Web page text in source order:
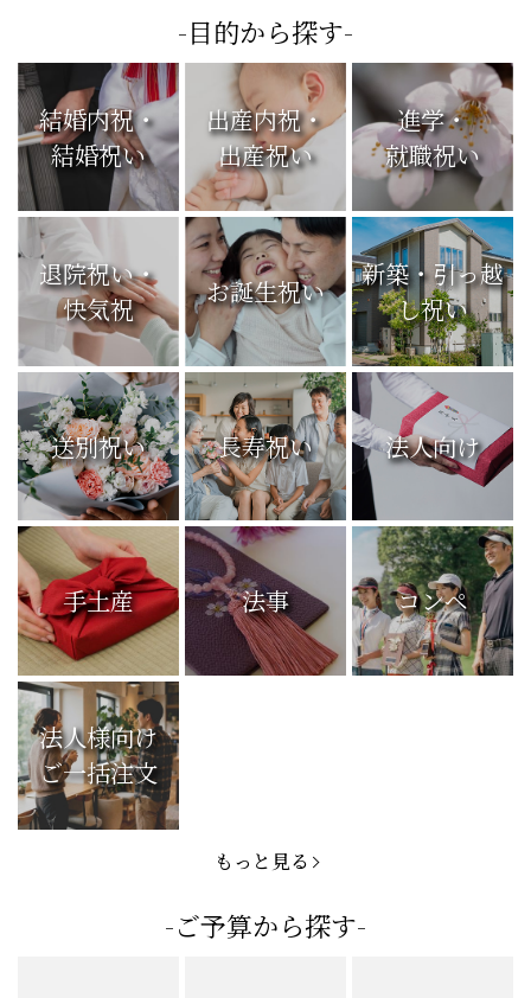
-目的から探す-
結婚内祝・
結婚祝い
出産内祝・
出産祝い
進学・
就職祝い
退院祝い・
快気祝
お誕生祝い
新築・引っ越
し祝い
送別祝い 長寿祝い 法人向け
手土産 法事 コンペ
法人様向け
ご一括注文
もっと見る
-ご予算から探す-